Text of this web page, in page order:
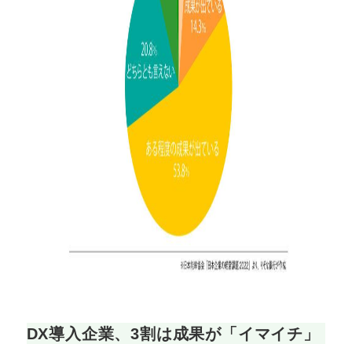
DX導入企業、3割は成果が「イマイチ」